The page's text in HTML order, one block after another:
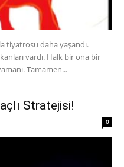
tiyatrosu daha yaşandı.
vardı. Halk bir ona bir
Tamamen...
Stratejisi!
0